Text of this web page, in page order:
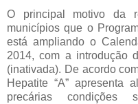
O principal motivo da
municípios que o
está ampliando o
2014, com a introdução
(inativada). De acordo
Hepatite “A” apresenta
precárias condições